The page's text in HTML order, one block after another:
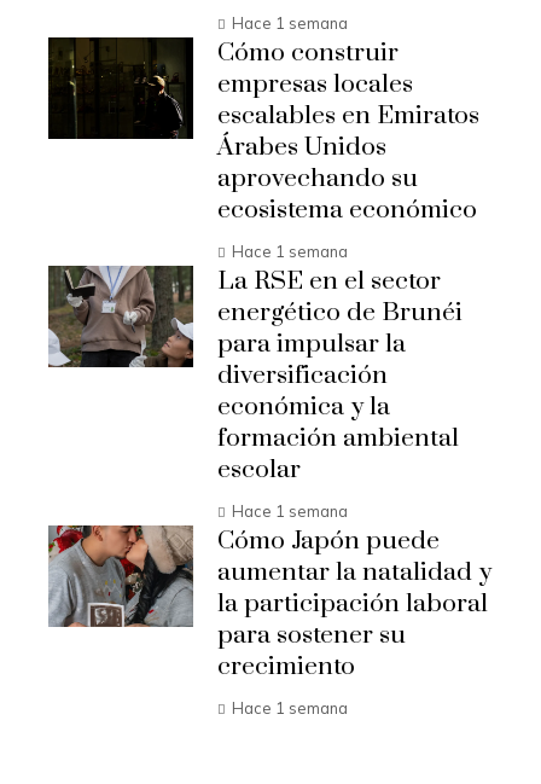
Hace 1 semana
Cómo construir
empresas locales
escalables en Emiratos
Árabes Unidos
aprovechando su
ecosistema económico
Hace 1 semana
La RSE en el sector
energético de Brunéi
para impulsar la
diversificación
económica y la
formación ambiental
escolar
Hace 1 semana
Cómo Japón puede
aumentar la natalidad y
la participación laboral
para sostener su
crecimiento
Hace 1 semana